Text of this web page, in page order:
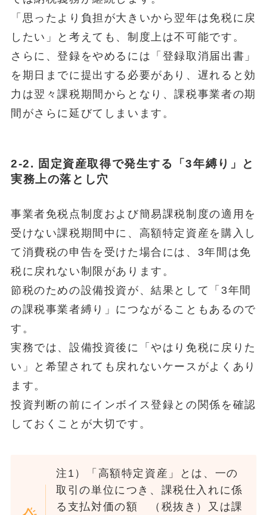
「思ったより負担が大きいから翌年は免税に戻
したい」と考えても、制度上は不可能です。
さらに、登録をやめるには「登録取消届出書」
を期日までに提出する必要があり、遅れると効
力は翌々課税期間からとなり、課税事業者の期
間がさらに延びてしまいます。
2-2. 固定資産取得で発生する「3年縛り」と
実務上の落とし穴
事業者免税点制度および簡易課税制度の適用を
受けない課税期間中に、高額特定資産を購入し
て消費税の申告を受けた場合には、3年間は免
税に戻れない制限があります。
節税のための設備投資が、結果として「3年間
の課税事業者縛り」につながることもあるので
す。
実務では、設備投資後に「やはり免税に戻りた
い」と希望されても戻れないケースがよくあり
ます。
投資判断の前にインボイス登録との関係を確認
しておくことが大切です。
注1）「高額特定資産」とは、一の
取引の単位につき、課税仕入れに係
る支払対価の額 （税抜き）又は課